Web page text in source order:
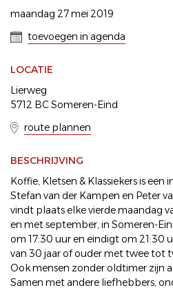
maandag 27 mei 2019
toevoegen in agenda
LOCATIE
Lierweg
5712 BC Someren-Eind
route plannen
BESCHRIJVING
Koffie, Kletsen & Klassiekers is een
Stefan van der Kampen en Peter
vindt plaats elke vierde maandag
en met september, in Someren-
om 17:30 uur en eindigt om 21:30
van 30 jaar of ouder met twee tot
Ook mensen zonder oldtimer zijn
Samen met andere liefhebbers,